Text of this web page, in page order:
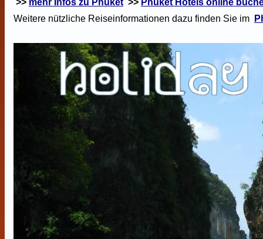
>> mehr Infos zu Phuket >> Phuket Hotels online
Weitere nützliche Reiseinformationen dazu finden Sie im